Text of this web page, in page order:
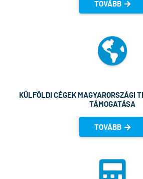
TOVÁBB
KÜLFÖLDI CÉGEK MAGYARORSZÁGI
TÁMOGATÁSA
TOVÁBB